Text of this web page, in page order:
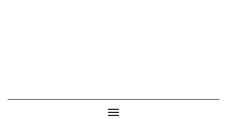
Toggle Navigation